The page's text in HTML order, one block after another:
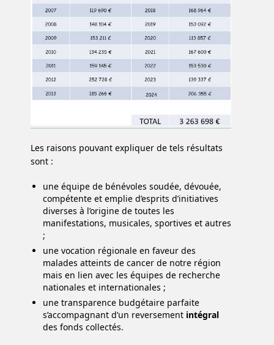
Les raisons pouvant expliquer de tels résultats
sont :
une équipe de bénévoles soudée, dévouée,
compétente et emplie d’esprits d’initiatives
diverses à l’origine de toutes les
manifestations, musicales, sportives et autres
;
une vocation régionale en faveur des
malades atteints de cancer de notre région
mais en lien avec les équipes de recherche
nationales et internationales ;
une transparence budgétaire parfaite
s’accompagnant d’un reversement intégral
des fonds collectés.